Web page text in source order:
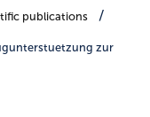
publications
zur